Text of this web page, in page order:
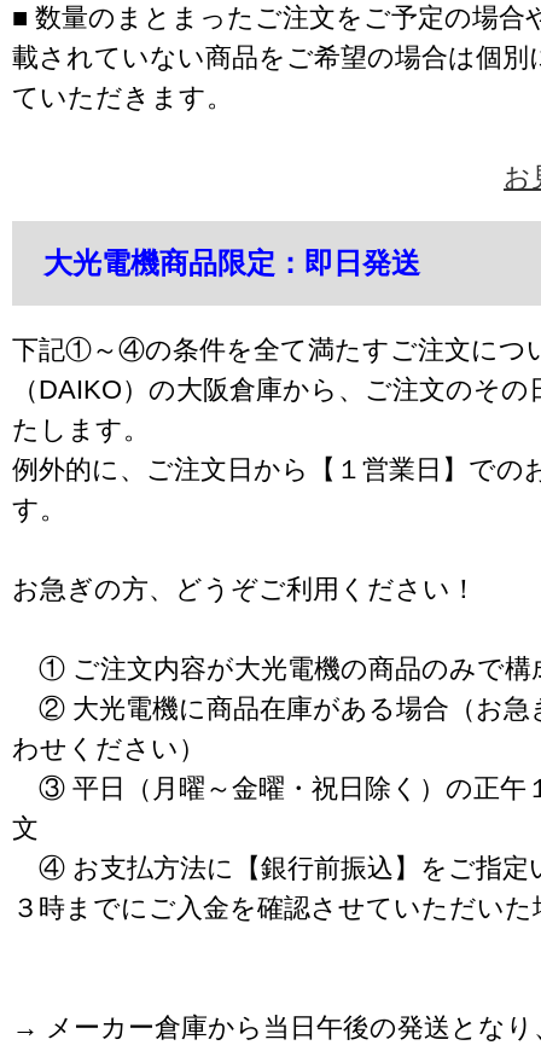
■ 数量のまとまったご注文をご予定の場合
載されていない商品をご希望の場合は個別
ていただきます。
お
大光電機商品限定：即日発送
下記①～④の条件を全て満たすご注文につ
（DAIKO）の大阪倉庫から、ご注文のそ
たします。
例外的に、ご注文日から【１営業日】での
す。
お急ぎの方、どうぞご利用ください！
① ご注文内容が大光電機の商品のみで構
② 大光電機に商品在庫がある場合（お急
わせください）
③ 平日（月曜～金曜・祝日除く）の正午
文
④ お支払方法に【銀行前振込】をご指定
３時までにご入金を確認させていただいた
→ メーカー倉庫から当日午後の発送となり